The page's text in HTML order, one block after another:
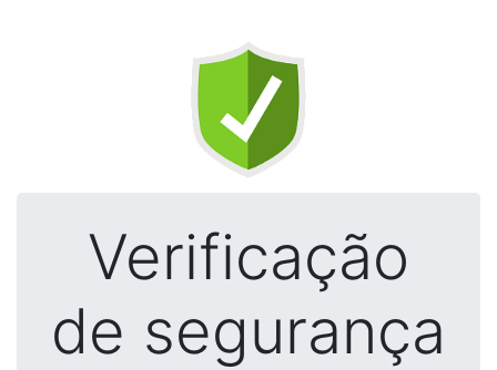
Verificação
de segurança